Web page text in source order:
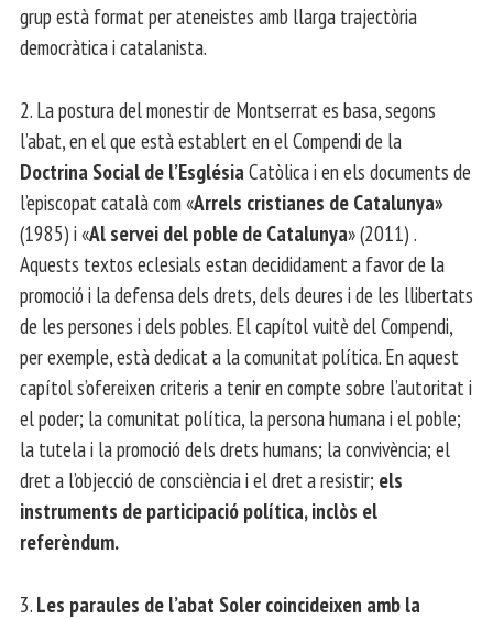
grup està format per ateneistes amb llarga trajectòria
democràtica i catalanista.
2. La postura del monestir de Montserrat es basa, segons
l’abat, en el que està establert en el Compendi de la
Doctrina Social de l’Església Catòlica i en els documents de
l’episcopat català com «Arrels cristianes de Catalunya»
(1985) i «Al servei del poble de Catalunya» (2011) .
Aquests textos eclesials estan decididament a favor de la
promoció i la defensa dels drets, dels deures i de les llibertats
de les persones i dels pobles. El capítol vuitè del Compendi,
per exemple, està dedicat a la comunitat política. En aquest
capítol s’ofereixen criteris a tenir en compte sobre l’autoritat i
el poder; la comunitat política, la persona humana i el poble;
la tutela i la promoció dels drets humans; la convivència; el
dret a l’objecció de consciència i el dret a resistir; els
instruments de participació política, inclòs el
referèndum.
3. Les paraules de l’abat Soler coincideixen amb la